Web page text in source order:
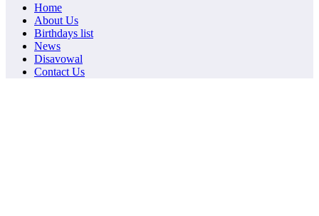
Home
About Us
Birthdays list
News
Disavowal
Contact Us